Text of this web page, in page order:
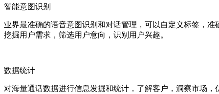
智能意图识别
业界最准确的语音意图识别和对话管理，可以自定义标签，准
挖掘用户需求，筛选用户意向，识别用户兴趣。
数据统计
对海量通话数据进行信息发掘和统计，了解客户，洞察市场，